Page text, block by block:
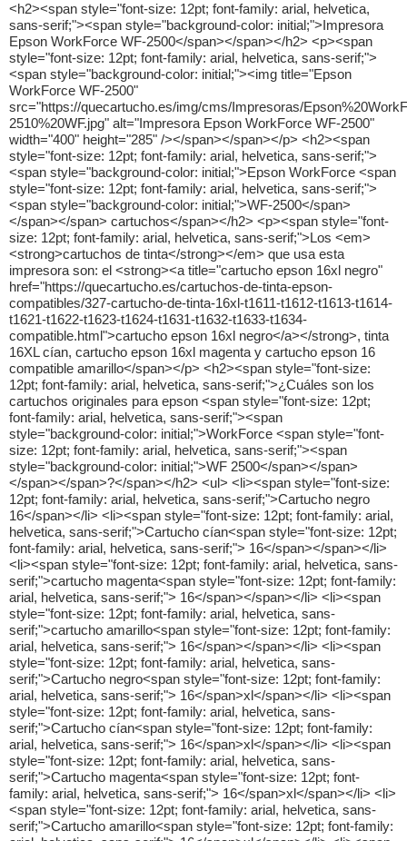
<h2><span style="font-size: 12pt; font-family: arial, helvetica,
sans-serif;"><span style="background-color: initial;">Impresora
Epson WorkForce WF-2500</span></span></h2> <p><span
style="font-size: 12pt; font-family: arial, helvetica, sans-serif;">
<span style="background-color: initial;"><img title="Epson
WorkForce WF-2500"
src="https://quecartucho.es/img/cms/Impresoras/
2510%20WF.jpg" alt="Impresora Epson WorkForce WF-2500"
width="400" height="285" /></span></span></p> <h2><span
style="font-size: 12pt; font-family: arial, helvetica, sans-serif;">
<span style="background-color: initial;">Epson WorkForce <span
style="font-size: 12pt; font-family: arial, helvetica, sans-serif;">
<span style="background-color: initial;">WF-2500</span>
</span></span> cartuchos</span></h2> <p><span style="font-
size: 12pt; font-family: arial, helvetica, sans-serif;">Los <em>
<strong>cartuchos de tinta</strong></em> que usa esta
impresora son: el <strong><a title="cartucho epson 16xl negro"
href="https://quecartucho.es/cartuchos-de-tinta-epson-
compatibles/327-cartucho-de-tinta-16xl-t1611-t1612-t1613-t1614-
t1621-t1622-t1623-t1624-t1631-t1632-t1633-t1634-
compatible.html">cartucho epson 16xl negro</a></strong>, tinta
16XL cían, cartucho epson 16xl magenta y cartucho epson 16
compatible amarillo</span></p> <h2><span style="font-size:
12pt; font-family: arial, helvetica, sans-serif;">¿Cuáles son los
cartuchos originales para epson <span style="font-size: 12pt;
font-family: arial, helvetica, sans-serif;"><span
style="background-color: initial;">WorkForce <span style="font-
size: 12pt; font-family: arial, helvetica, sans-serif;"><span
style="background-color: initial;">WF 2500</span></span>
</span></span>?</span></h2> <ul> <li><span style="font-size:
12pt; font-family: arial, helvetica, sans-serif;">Cartucho negro
16</span></li> <li><span style="font-size: 12pt; font-family: arial,
helvetica, sans-serif;">Cartucho cían<span style="font-size: 12pt;
font-family: arial, helvetica, sans-serif;"> 16</span></span></li>
<li><span style="font-size: 12pt; font-family: arial, helvetica, sans-
serif;">cartucho magenta<span style="font-size: 12pt; font-family:
arial, helvetica, sans-serif;"> 16</span></span></li> <li><span
style="font-size: 12pt; font-family: arial, helvetica, sans-
serif;">cartucho amarillo<span style="font-size: 12pt; font-family:
arial, helvetica, sans-serif;"> 16</span></span></li> <li><span
style="font-size: 12pt; font-family: arial, helvetica, sans-
serif;">Cartucho negro<span style="font-size: 12pt; font-family:
arial, helvetica, sans-serif;"> 16</span>xl</span></li> <li><span
style="font-size: 12pt; font-family: arial, helvetica, sans-
serif;">Cartucho cían<span style="font-size: 12pt; font-family:
arial, helvetica, sans-serif;"> 16</span>xl</span></li> <li><span
style="font-size: 12pt; font-family: arial, helvetica, sans-
serif;">Cartucho magenta<span style="font-size: 12pt; font-
family: arial, helvetica, sans-serif;"> 16</span>xl</span></li> <li>
<span style="font-size: 12pt; font-family: arial, helvetica, sans-
serif;">Cartucho amarillo<span style="font-size: 12pt; font-family: